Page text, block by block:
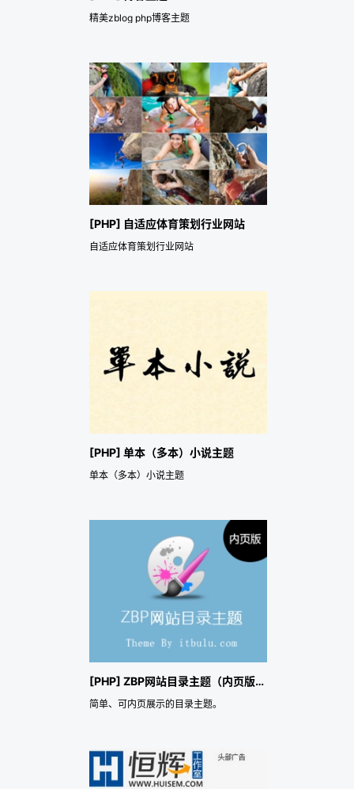
精美zblog php博客主题
[PHP] 自适应体育策划行业网站
自适应体育策划行业网站
[PHP] 单本（多本）小说主题
单本（多本）小说主题
[PHP] ZBP网站目录主题（内页版）
简单、可内页展示的目录主题。